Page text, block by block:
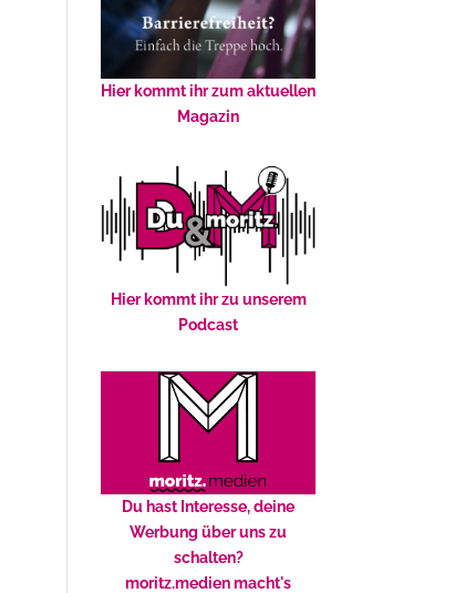
Hier kommt ihr zum aktuellen
Magazin
Hier kommt ihr zu unserem
Podcast
Du hast Interesse, deine
Werbung über uns zu
schalten?
moritz.medien macht's